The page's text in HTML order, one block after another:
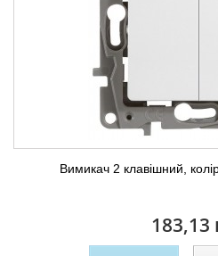
Вимикач 2 клавішний,
183,13